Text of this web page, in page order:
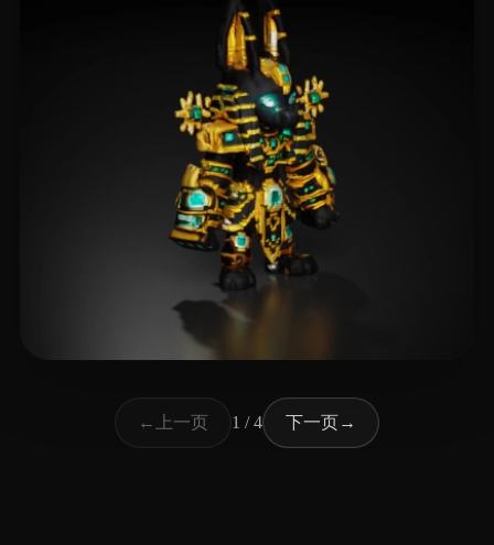
←
上一页 1 / 4 下一页→